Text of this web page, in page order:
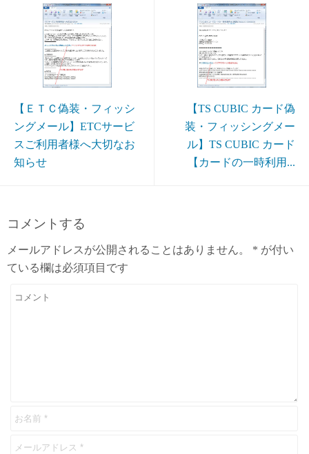
【ＥＴＣ偽装・フィッシ
ングメール】ETCサービ
スご利用者様へ大切なお
知らせ
【TS CUBIC カード偽
装・フィッシングメー
ル】TS CUBIC カード
【カードの一時利用...
コメントする
メールアドレスが公開されることはありません。 * が付い
ている欄は必須項目です